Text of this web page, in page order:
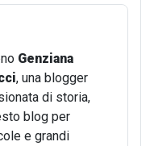
Genziana
, una blogger
di storia,
blog per
e grandi